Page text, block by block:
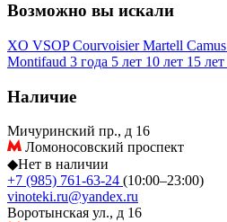
Возможно вы искали
XO VSOPCourvoisierMartell Camus
Montifaud 3 года 5 лет 10 лет 15 лет
Наличие
Мичуринский пр., д 16
Ломоносовский проспект
◆Нет в наличии
+7 (985) 761-63-24 (10:00–23:00)
vinoteki.ru@yandex.ru
Воротынская ул., д 16